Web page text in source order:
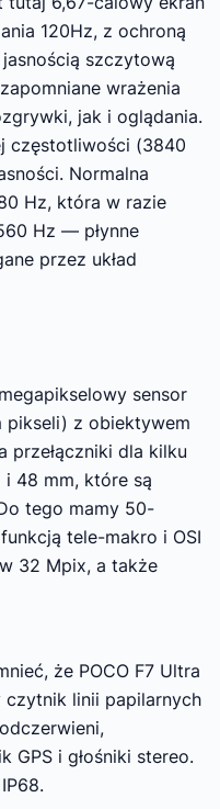
120Hz, z ochroną
szczytową
wrażenia
jak i oglądania.
częstotliwości (3840
Normalna
Hz, która w razie
Hz — płynne
przez układ
sensor
pikseli) z obiektywem
przełączniki dla kilku
48 mm, które są
tego mamy 50-
tele-makro i OSI
32 Mpix, a także
że POCO F7 Ultra
linii papilarnych
i głośniki stereo.